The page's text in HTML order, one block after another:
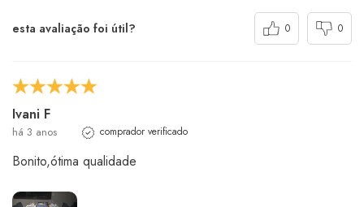
esta avaliação foi útil? 0 0
Ivani F
há 3 anos comprador verificado
Bonito,ótima qualidade